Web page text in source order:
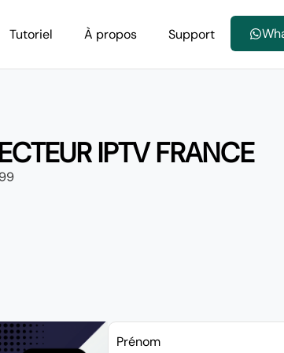
Tutoriel À propos Support
IPTV FRANCE
Prénom